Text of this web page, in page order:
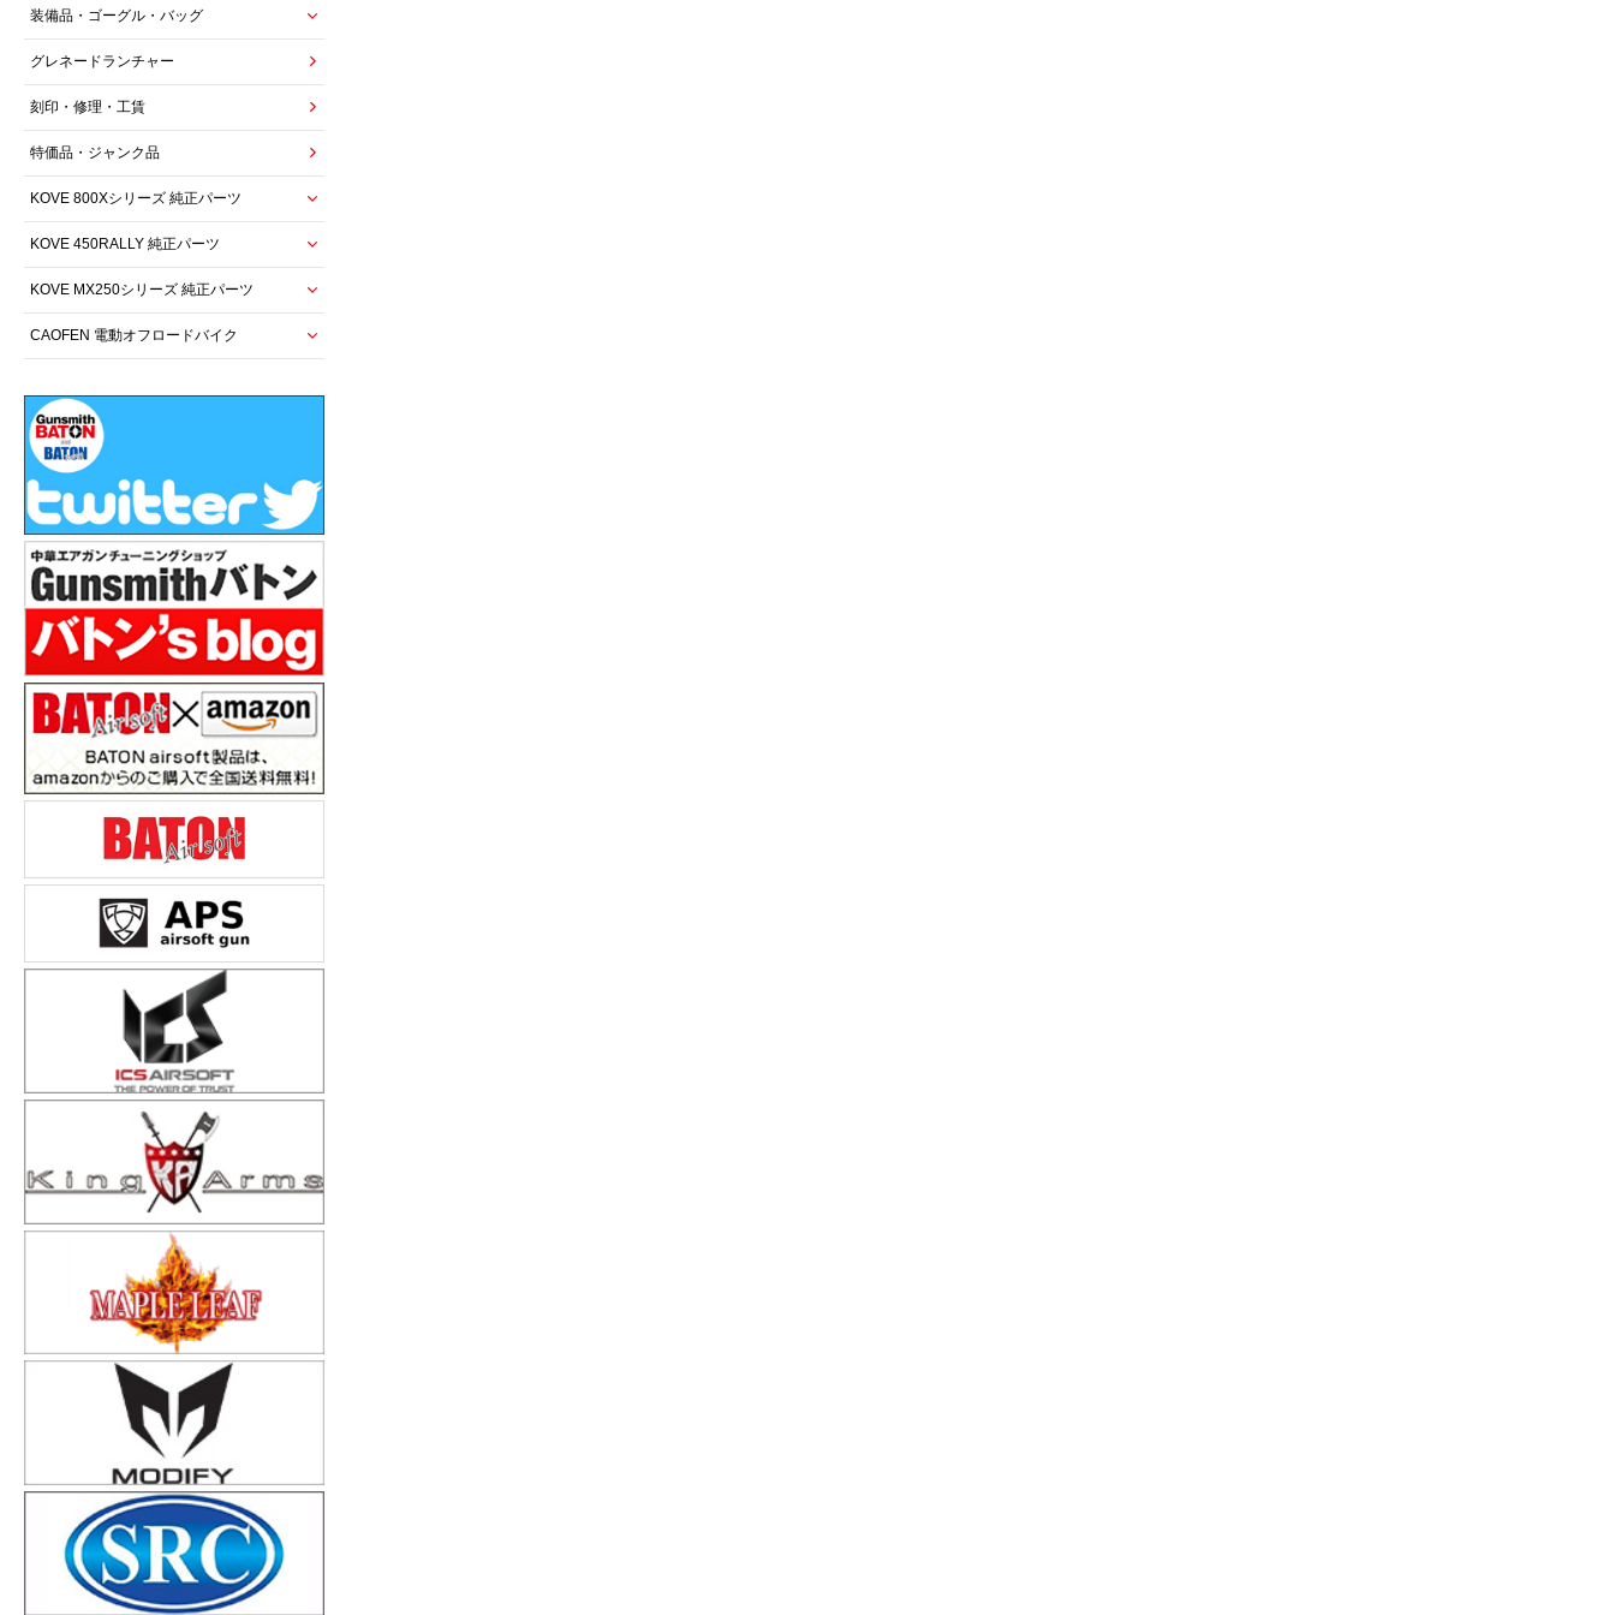
装備品・ゴーグル・バッグ
グレネードランチャー
刻印・修理・工賃
特価品・ジャンク品
KOVE 800Xシリーズ 純正パーツ
KOVE 450RALLY 純正パーツ
KOVE MX250シリーズ 純正パーツ
CAOFEN 電動オフロードバイク